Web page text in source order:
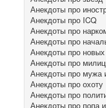
Анекдоты про
Анекдоты про ICQ
Анекдоты про
Анекдоты про
Анекдоты про новых
Анекдоты про
Анекдоты про мужа
Анекдоты про охоту
Анекдоты про
Анекдоты про попа